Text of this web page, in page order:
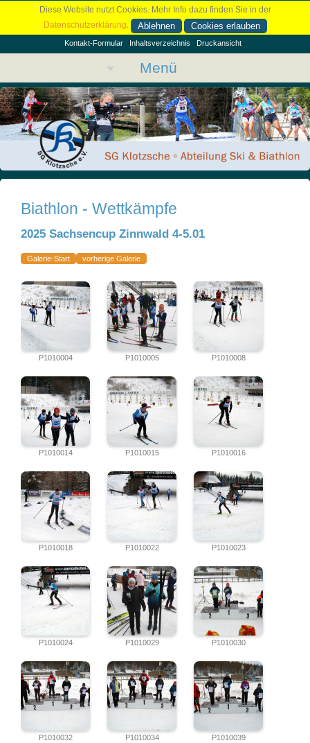
Diese Website nutzt Cookies. Mehr Info dazu finden Sie in der
Datenschutzerklärung. Ablehnen Cookies erlauben
Kontakt-Formular Inhaltsverzeichnis Druckansicht
Menü
Biathlon - Wettkämpfe
2025 Sachsencup Zinnwald 4-5.01
Galerie-Start vorherige Galerie
P1010004 P1010005 P1010008
P1010014 P1010015 P1010016
P1010018 P1010022 P1010023
P1010024 P1010029 P1010030
P1010032 P1010034 P1010039